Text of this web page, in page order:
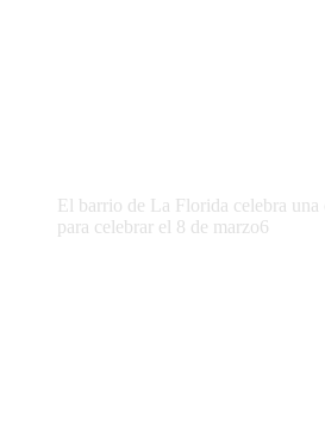
El barrio de La Florida celebra
para celebrar el 8 de marzo6